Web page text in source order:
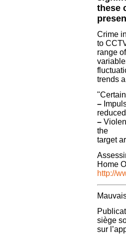
these
Crime
to
range of
trends
–
–
the
target
Home
http://
siège
sur